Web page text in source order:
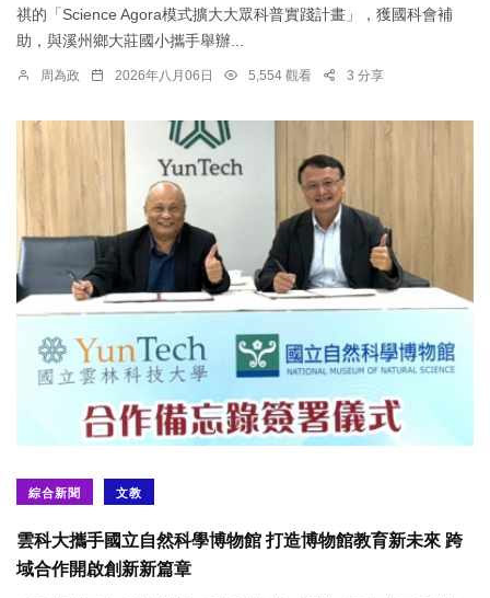
祺的「Science Agora模式擴大大眾科普實踐計畫」，獲國科會補
助，與溪州鄉大莊國小攜手舉辦...
周為政 2026年八月06日 5,554 觀看 3 分享
綜合新聞 文教
雲科大攜手國立自然科學博物館 打造博物館教育新未來 跨
域合作開啟創新新篇章